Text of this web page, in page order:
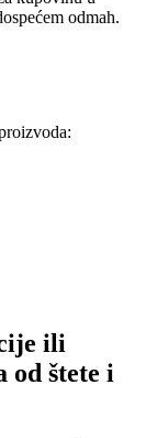
odmah.
ili
od štete i